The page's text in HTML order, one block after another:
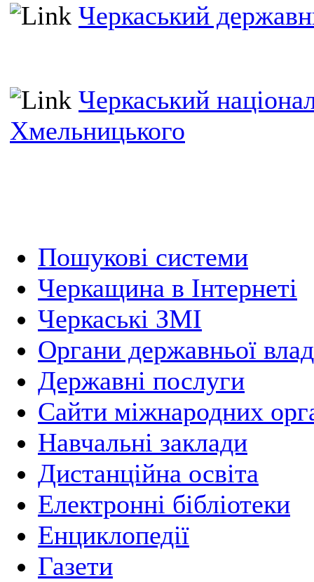
Черкаський
Черкаський
Хмельницького
Пошукові системи
Черкащина в Інтернеті
Черкаські ЗМІ
Органи державньої
Державні послуги
Сайти міжнародних
Навчальні заклади
Дистанційна освіта
Електронні бібліотеки
Енциклопедії
Газети